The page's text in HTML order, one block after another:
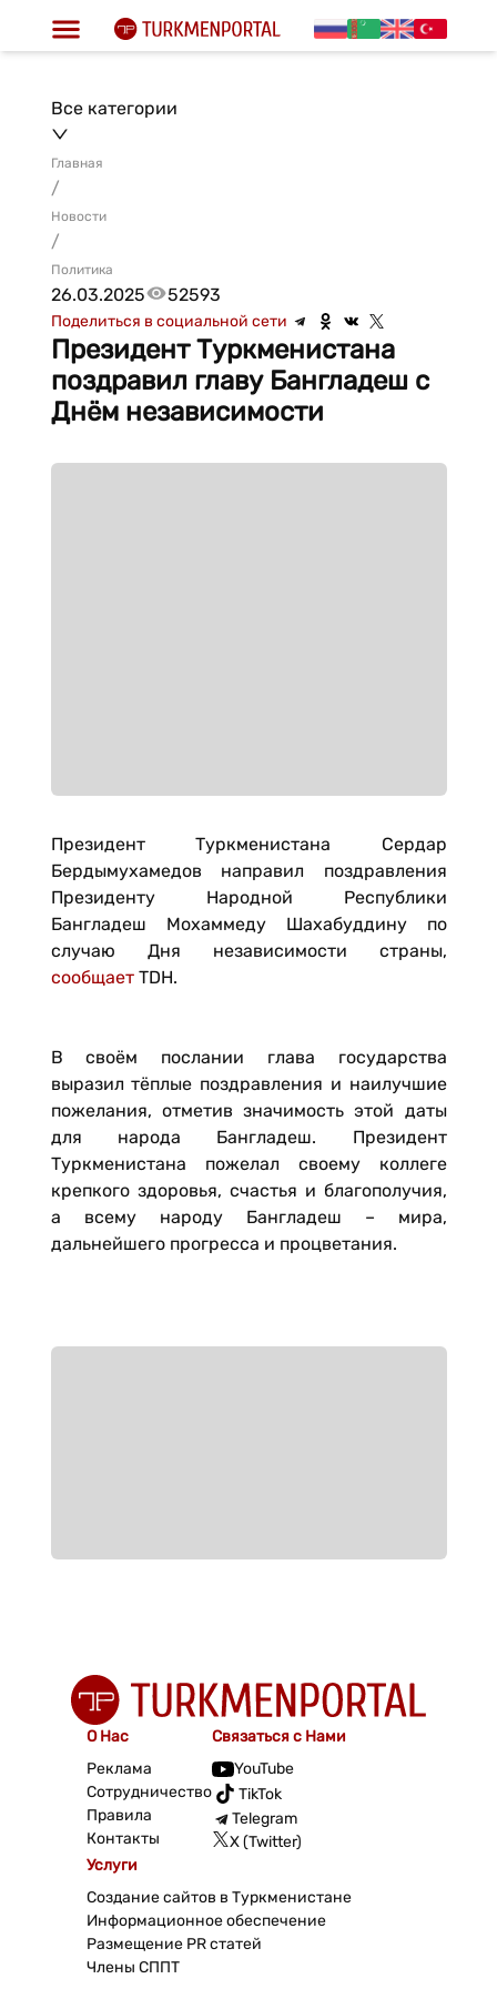
Все категории
Главная
/
Новости
/
Политика
26.03.2025 52593
Поделиться в социальной сети
Президент Туркменистана
поздравил главу Бангладеш с
Днём независимости
Президент Туркменистана Сердар
Бердымухамедов направил поздравления
Президенту Народной Республики
Бангладеш Мохаммеду Шахабуддину по
случаю Дня независимости страны,
сообщаетTDH.
В своём послании глава государства
выразил тёплые поздравления и наилучшие
пожелания, отметив значимость этой даты
для народа Бангладеш. Президент
Туркменистана пожелал своему коллеге
крепкого здоровья, счастья и благополучия,
а всему народу Бангладеш – мира,
дальнейшего прогресса и процветания.
О Нас
Реклама
Сотрудничество
Правила
Контакты
Связаться с Нами
YouTube
TikTok
Telegram
X (Twitter)
Услуги
Создание сайтов в Туркменистане
Информационное обеспечение
Размещение PR статей
Члены СППТ